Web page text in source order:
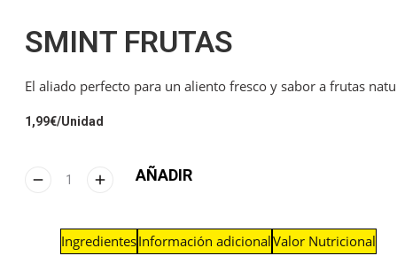
SMINT FRUTAS
El aliado perfecto para un aliento fresco y sabor a frutas
1,99€/Unidad
AÑADIR
IngredientesInformación adicionalValor Nutricional